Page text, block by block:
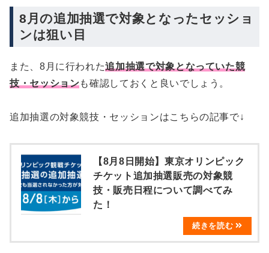
8月の追加抽選で対象となったセッショ
ンは狙い目
また、8月に行われた追加抽選で対象となっていた競
技・セッションも確認しておくと良いでしょう。
追加抽選の対象競技・セッションはこちらの記事で↓
【8月8日開始】東京オリンピック
チケット追加抽選販売の対象競
技・販売日程について調べてみ
た！